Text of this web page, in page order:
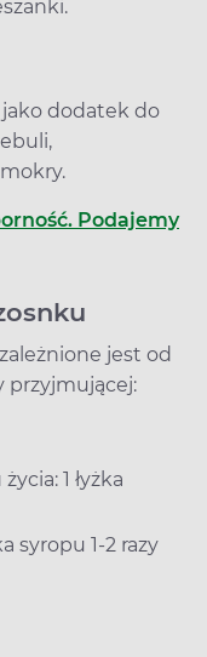
dodatek do
Podajemy
jest od
przyjmującej:
1 łyżka
syropu 1-2 razy